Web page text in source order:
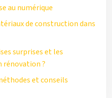
au numérique
de construction dans
surprises et les
rénovation ?
et conseils